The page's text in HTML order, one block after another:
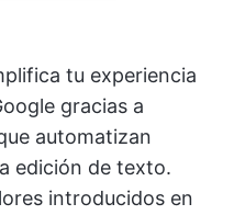
tu experiencia
gracias a
automatizan
edición de texto.
introducidos en